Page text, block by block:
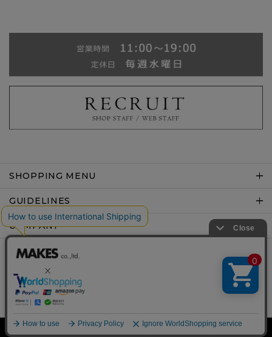
SHOPPING MENU
GUIDELINES
COMPANY
Copyright © MAKES co.,ltd .All rights reserved